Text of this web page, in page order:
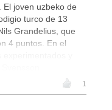
joven uzbeko de
turco de 13
Grandelius, que
4 puntos. En el
1